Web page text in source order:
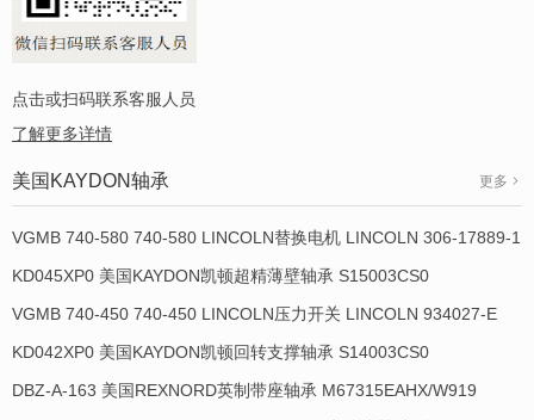
点击或扫码联系客服人员
了解更多详情
美国KAYDON轴承 更多
VGMB 740-580 740-580 LINCOLN替换电机 LINCOLN 306-17889-1
KD045XP0 美国KAYDON凯顿超精薄壁轴承 S15003CS0
VGMB 740-450 740-450 LINCOLN压力开关 LINCOLN 934027-E
KD042XP0 美国KAYDON凯顿回转支撑轴承 S14003CS0
DBZ-A-163 美国REXNORD英制带座轴承 M67315EAHX/W919